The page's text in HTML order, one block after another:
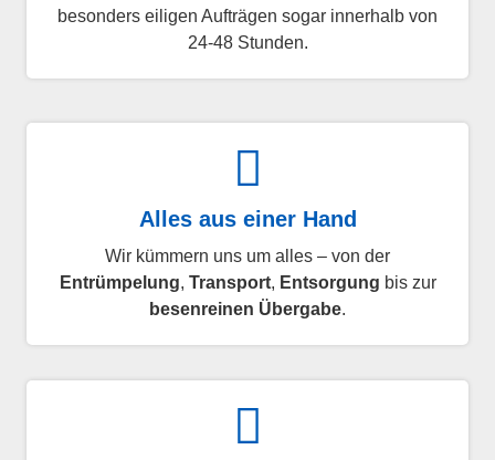
besonders eiligen Aufträgen sogar innerhalb von
24-48 Stunden.
Alles aus einer Hand
Wir kümmern uns um alles – von der
Entrümpelung, Transport, Entsorgung bis zur
besenreinen Übergabe.